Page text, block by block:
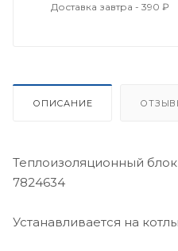
Доставка завтра - 390 ₽
ОПИСАНИЕ
Теплоизоляционный
7824634
Устанавливается на